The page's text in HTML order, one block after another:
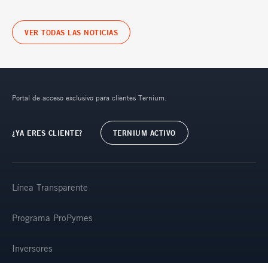
VER TODAS LAS NOTICIAS
Portal de acceso exclusivo para clientes Ternium.
¿YA ERES CLIENTE? TERNIUM ACTIVO
Línea Transparente
Programa ProPymes
Inversores